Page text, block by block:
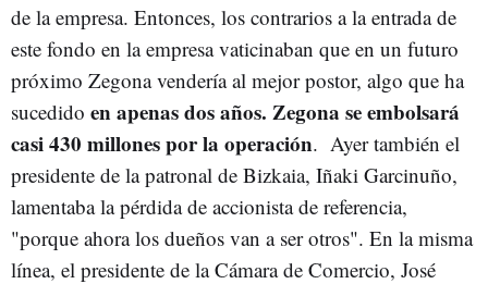
de la empresa. Entonces, los contrarios a la entrada de
este fondo en la empresa vaticinaban que en un futuro
próximo Zegona vendería al mejor postor, algo que ha
sucedido en apenas dos años. Zegona se embolsará
casi 430 millones por la operación. Ayer también el
presidente de la patronal de Bizkaia, Iñaki Garcinuño,
lamentaba la pérdida de accionista de referencia,
"porque ahora los dueños van a ser otros". En la misma
línea, el presidente de la Cámara de Comercio, José